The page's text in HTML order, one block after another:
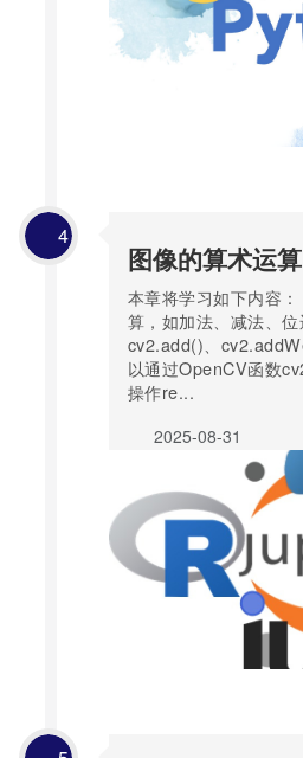
4
图像的算术运算
本章将学习如下内容
算，如加法、减法、
cv2.add()、
以通过OpenCV函数
操作re...
2025-08-31